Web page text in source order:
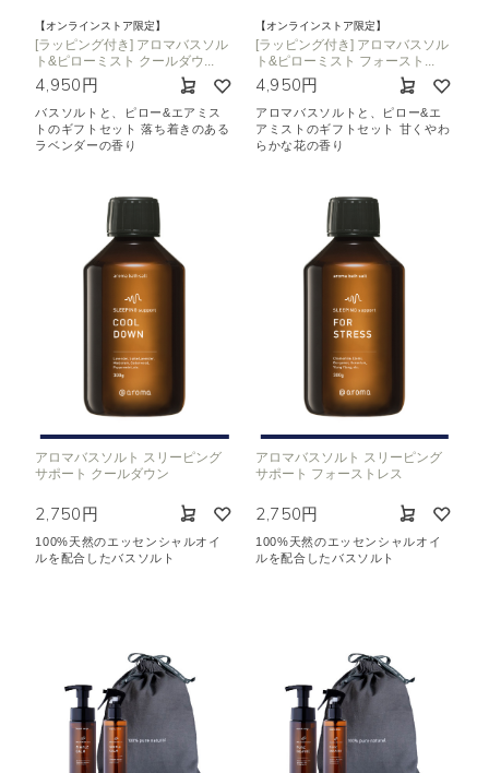
【オンラインストア限定】
[ラッピング付き] アロマバスソル
ト&ピローミスト クールダウ...
4,950円
バスソルトと、ピロー&エアミス
トのギフトセット 落ち着きのある
ラベンダーの香り
【オンラインストア限定】
[ラッピング付き] アロマバスソル
ト&ピローミスト フォースト...
4,950円
アロマバスソルトと、ピロー&エ
アミストのギフトセット 甘くやわ
らかな花の香り
アロマバスソルト スリーピング
サポート クールダウン
2,750円
100%天然のエッセンシャルオイ
ルを配合したバスソルト
アロマバスソルト スリーピング
サポート フォーストレス
2,750円
100%天然のエッセンシャルオイ
ルを配合したバスソルト